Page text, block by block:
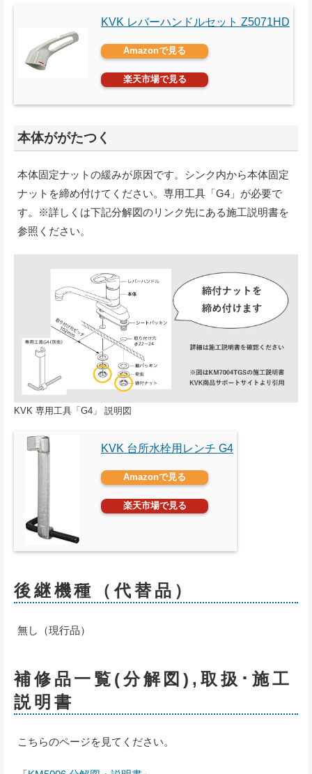
KVK レバーハンドルセット Z5071HD
Amazonで見る
楽天市場で見る
本体ががたつく
本体固定ナットの緩みが原因です。シンク内から本体固定
ナットを締め付けてください。専用工具「G4」が必要で
す。※詳しくは下記分解図のリンク先にある施工説明書を
参照ください。
KVK 専用工具「G4」 説明図
KVK 台所水栓用レンチ G4
Amazonで見る
楽天市場で見る
後継機種（代替品）
無し（現行品）
補修品一覧(分解図),取扱･施工
説明書
こちらのページを見てください。